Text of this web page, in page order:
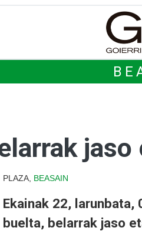
PLAZA, BEASAIN
Ekainak 22,
buelta, belarrak jaso